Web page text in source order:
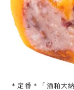
＊定番＊「酒粕大納